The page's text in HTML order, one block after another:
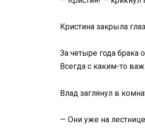
Кристина закрыла
За четыре года брака
Всегда с каким-то
Влад заглянул в
— Они уже на